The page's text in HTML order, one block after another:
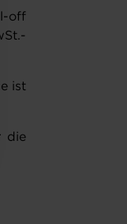
off
ist
die